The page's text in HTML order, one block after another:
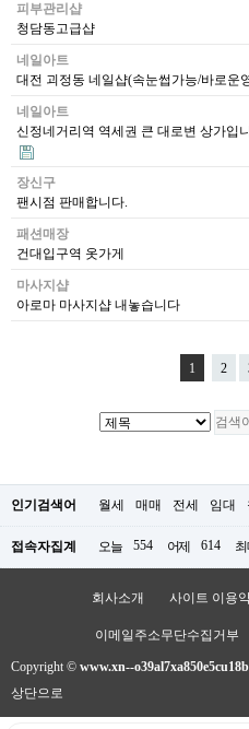
피부관리샵
청담동고급샵
네일아트
대전 괴정동 네일샵(속눈썹가능/바로운
네일아트
신정네거리역 역세권 큰 대로변 상가입
장신구
팬시점 판매합니다.
패션매장
건대입구역 옷가게
마사지샵
아로마 마사지샵 내놓습니다
1 2
인기검색어 월세 매매 전세 임대
접속자집계 오늘 554 어제 614
회사소개 사이트 이용
이메일주소무단수집거부
Copyright © www.xn--
상단으로